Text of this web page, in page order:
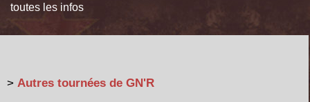
toutes les infos
> Autres tournées de GN'R